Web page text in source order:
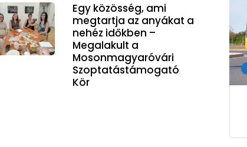
Egy közösség, ami
megtartja az anyákat a
nehéz időkben –
Megalakult a
Mosonmagyaróvári
Szoptatástámogató
Kör